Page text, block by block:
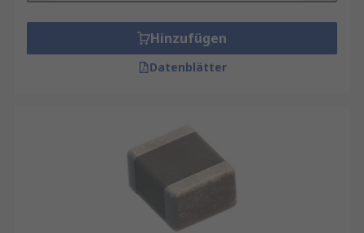
Hinzufügen
Datenblätter